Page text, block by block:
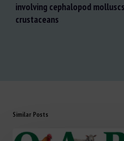
involving cephalopod
crustaceans
Similar Posts